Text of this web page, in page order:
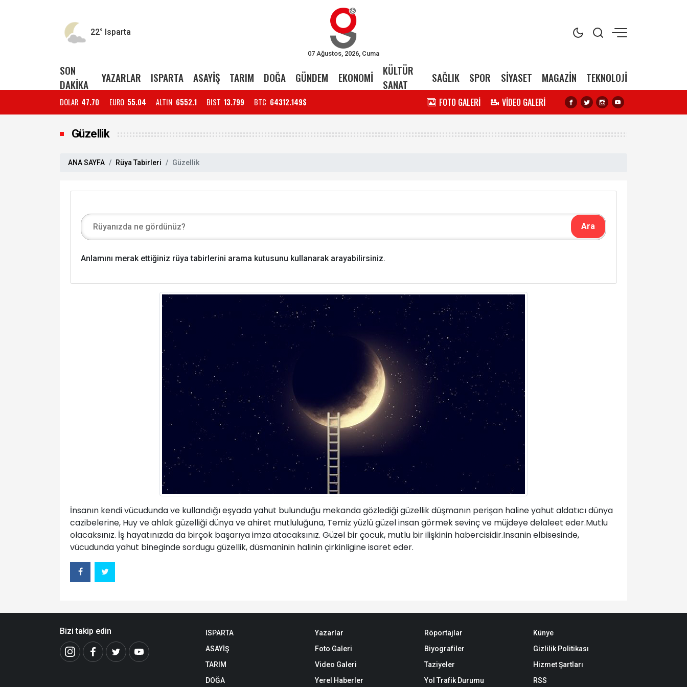
22° Isparta
07 Ağustos, 2026, Cuma
SON
DAKİKA
YAZARLAR ISPARTA ASAYİŞ TARIM DOĞA GÜNDEM EKONOMİ
KÜLTÜR
SANAT
SAĞLIK SPOR SİYASET MAGAZİN TEKNOLOJİ
DOLAR 47.70 EURO 55.04 ALTIN 6552.1 BIST 13.799 BTC 64312.149$ FOTO GALERİ VİDEO GALERİ
Güzellik
ANA SAYFA Rüya Tabirleri Güzellik
Anlamını merak ettiğiniz rüya tabirlerini arama kutusunu kullanarak arayabilirsiniz.
İnsanın kendi vücudunda ve kullandığı eşyada yahut bulunduğu mekanda gözlediği güzellik düşmanın perişan haline yahut aldatıcı dünya
cazibelerine, Huy ve ahlak güzelliği dünya ve ahiret mutluluğuna, Temiz yüzlü güzel insan görmek sevinç ve müjdeye delaleet eder.Mutlu
olacaksınız. İş hayatınızda da birçok başarıya imza atacaksınız. Güzel bir çocuk, mutlu bir ilişkinin habercisidir.Insanin elbisesinde,
vücudunda yahut bineginde sordugu güzellik, düsmaninin halinin çirkinligine isaret eder.
Bizi takip edin
ISPARTA
ASAYİŞ
TARIM
DOĞA
Yazarlar
Foto Galeri
Video Galeri
Yerel Haberler
Röportajlar
Biyografiler
Taziyeler
Yol Trafik Durumu
Künye
Gizlilik Politikası
Hizmet Şartları
RSS